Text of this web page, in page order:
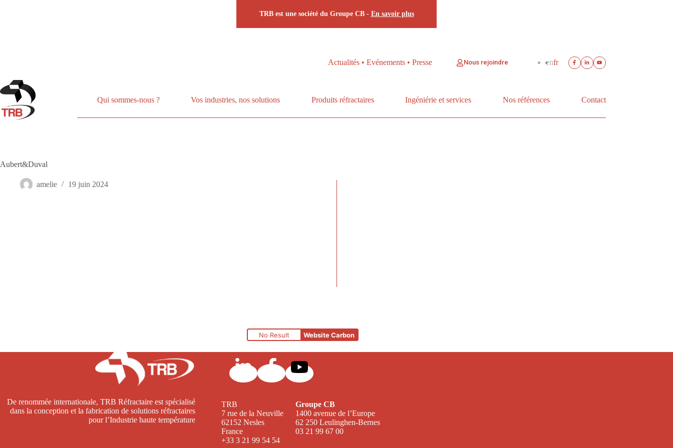
TRB est une société du Groupe CB - En savoir plus
Actualités • Evénements • Presse Nous rejoindre fr
en
Qui sommes-nous ? Vos industries, nos solutions Produits réfractaires Ingéniérie et services Nos références Contact
Aubert&Duval
amelie 19 juin 2024
No Result Website Carbon
De renommée internationale, TRB Réfractaire est spécialisé
dans la conception et la fabrication de solutions réfractaires
pour l’Industrie haute température
TRB
7 rue de la Neuville
62152 Nesles
France
+33 3 21 99 54 54
Groupe CB
1400 avenue de l’Europe
62 250 Leulinghen-Bernes
03 21 99 67 00